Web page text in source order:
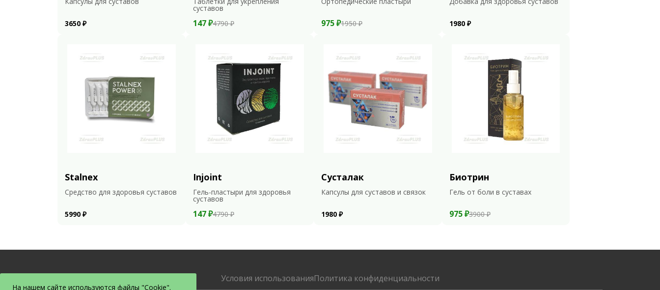
3650 ₽
суставов
147 ₽4790 ₽ 975 ₽1950 ₽ 1980 ₽
Stalnex
Средство для здоровья суставов
5990 ₽
Injoint
Гель-пластыри для здоровья
суставов
147 ₽4790 ₽
Сусталак
Капсулы для суставов и связок
1980 ₽
Биотрин
Гель от боли в суставах
975 ₽3900 ₽
Условия использованияПолитика конфиденциальности
На нашем сайте используются файлы "Cookie".